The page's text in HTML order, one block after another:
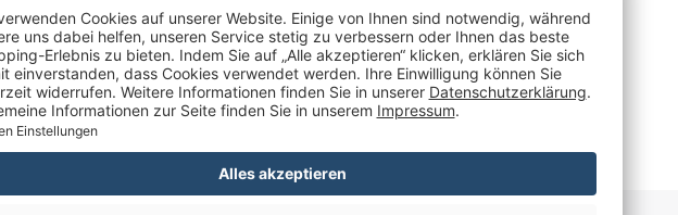
hinweg in einwandfreiem
immer einladend wirkt.